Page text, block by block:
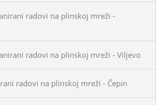
radovi na plinskoj mreži -
radovi na plinskoj mreži - Viljevo
radovi na plinskoj mreži - Čepin